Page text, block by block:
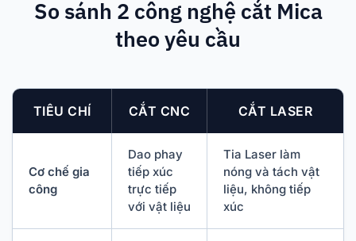
So sánh 2 công nghệ cắt Mica
theo yêu cầu
TIÊU CHÍ CẮT CNC CẮT LASER
Cơ chế gia
công
Dao phay
tiếp xúc
trực tiếp
với vật liệu
Tia Laser làm
nóng và tách vật
liệu, không tiếp
xúc